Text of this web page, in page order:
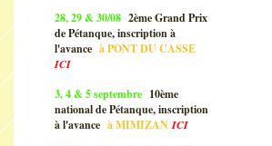
28, 29 & 30/08 2ème Grand Prix
de Pétanque, inscription à
l'avance àPONT DU CASSE
ICI
3, 4 & 5 septembre 10ème
national de Pétanque, inscription
à l'avance àMIMIZAN ICI